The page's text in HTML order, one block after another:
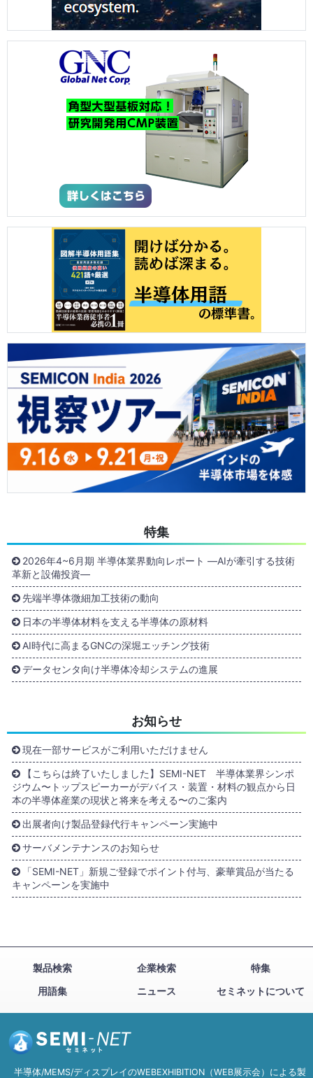
特集
2026年4~6月期 半導体業界動向レポート ―AIが牽引する技術
革新と設備投資―
先端半導体微細加工技術の動向
日本の半導体材料を支える半導体の原材料
AI時代に高まるGNCの深堀エッチング技術
データセンタ向け半導体冷却システムの進展
お知らせ
現在一部サービスがご利用いただけません
【こちらは終了いたしました】SEMI-NET 半導体業界シンポ
ジウム〜トップスピーカーがデバイス・装置・材料の観点から日
本の半導体産業の現状と将来を考える〜のご案内
出展者向け製品登録代行キャンペーン実施中
サーバメンテナンスのお知らせ
「SEMI-NET」新規ご登録でポイント付与、豪華賞品が当たる
キャンペーンを実施中
製品検索 企業検索
特集
用語集
ニュース セミネットについて
半導体/MEMS/ディスプレイのWEBEXHIBITION（WEB展示会）による製